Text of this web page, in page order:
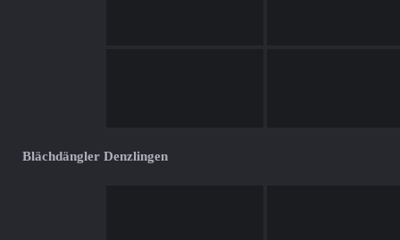
Blächdängler Denzlingen